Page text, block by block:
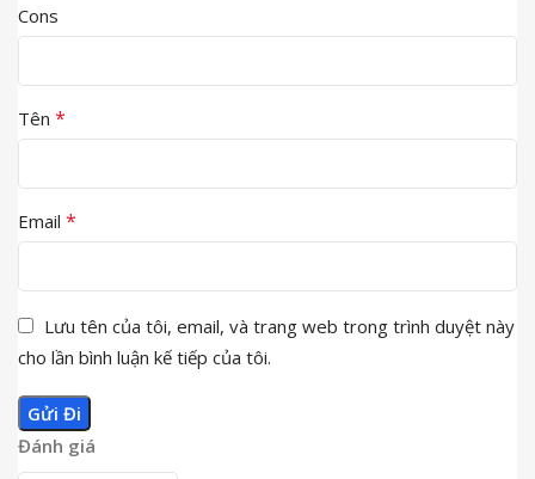
Đánh giá
Cons
Tên *
Email *
Lưu tên của tôi, email, và trang web trong trình duyệt này
cho lần bình luận kế tiếp của tôi.